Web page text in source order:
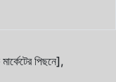
পিছনে],